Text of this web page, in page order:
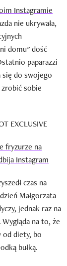
Instagramie
nie ukrywała,
domu" dość
paparazzi
się do swojego
zrobić sobie
fryzurze na
Instagram
czas na
Małgorzata
jednak raz na
na to, że
od diety, bo
bułką.